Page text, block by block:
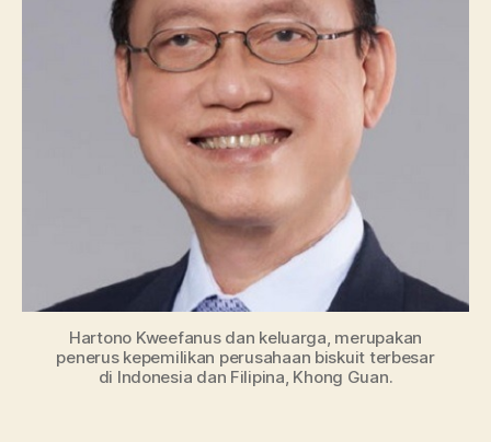
Guan
Hartono Kweefanus dan keluarga, merupakan
penerus kepemilikan perusahaan biskuit terbesar
di Indonesia dan Filipina, Khong Guan.